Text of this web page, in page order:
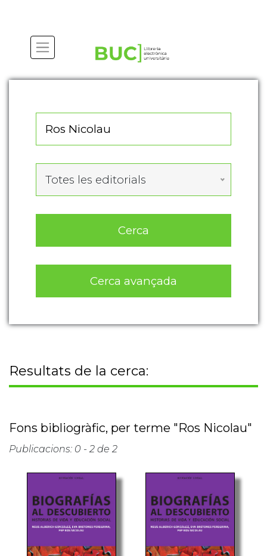
Totes les editorials
Cerca
Cerca avançada
Resultats de la cerca:
Fons bibliogràfic, per terme "Ros Nicolau"
Publicacions: 0 - 2 de 2